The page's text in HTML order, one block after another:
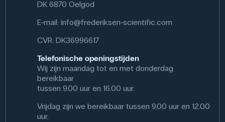
reiniging en desinfectie, oppervlaktedesinfectie -
Synonym: Brintoverilte
Renhed: Ren
CAS NR: 7722-84-1
Molmasse: 34.01 g/mol
Formel: H₂O₂
DK 6870 Oelgod
E-mail:info@frederiksen-scientific.com
CVR: DK36996617
Telefonische openingstijden
Wij zijn maandag tot en met donderdag
bereikbaar
tussen 9.00 uur en 16.00 uur.
Vrijdag zijn we bereikbaar tussen 9.00 uur en 12.00
uur.